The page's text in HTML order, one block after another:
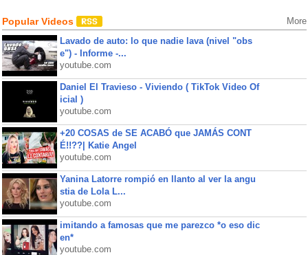
Popular Videos More
Lavado de auto: lo que nadie lava (nivel "obs
e") - Informe -...
youtube.com
Daniel El Travieso - Viviendo ( TikTok Video Of
icial )
youtube.com
+20 COSAS de SE ACABÓ que JAMÁS CONT
É!!??| Katie Angel
youtube.com
Yanina Latorre rompió en llanto al ver la angu
stia de Lola L...
youtube.com
imitando a famosas que me parezco *o eso dic
en*
youtube.com